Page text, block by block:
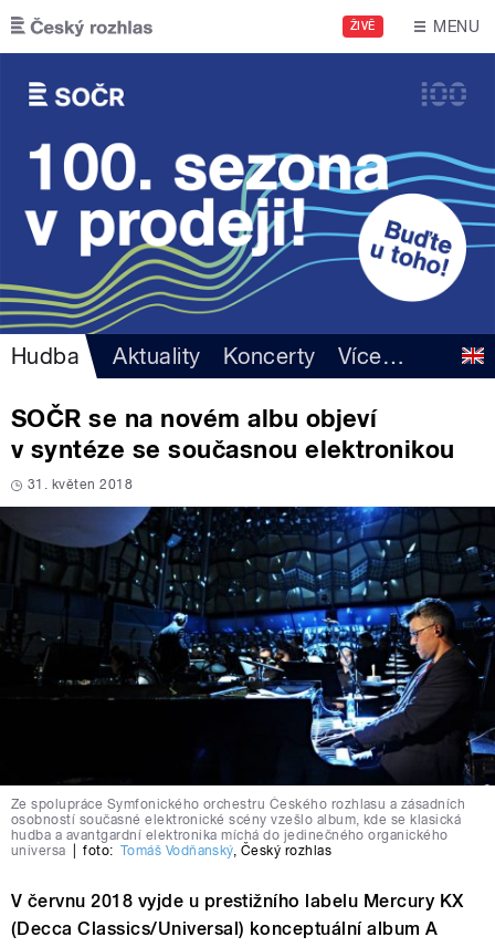
Přejít k hlavnímu obsahu
ŽIVĚ MENU
Hudba Aktuality Koncerty Více…
SOČR se na novém albu objeví
v syntéze se současnou elektronikou
31. květen 2018
Ze spolupráce Symfonického orchestru Českého rozhlasu a zásadních
osobností současné elektronické scény vzešlo album, kde se klasická
hudba a avantgardní elektronika míchá do jedinečného organického
universa
foto: Tomáš Vodňanský, Český rozhlas
V červnu 2018 vyjde u prestižního labelu Mercury KX
(Decca Classics/Universal) konceptuální album A